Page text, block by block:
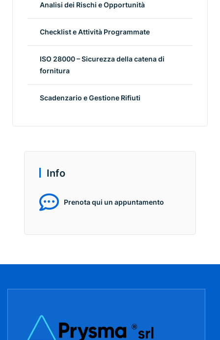
Analisi dei Rischi e Opportunità
Checklist e Attività Programmate
ISO 28000 – Sicurezza della catena di
fornitura
Scadenzario e Gestione Rifiuti
Info
Prenota qui un appuntamento